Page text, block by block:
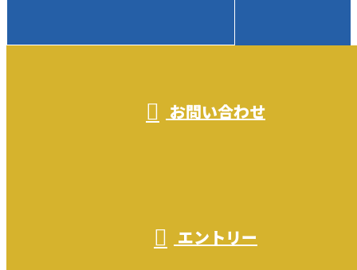
お問い合わせ
エントリー